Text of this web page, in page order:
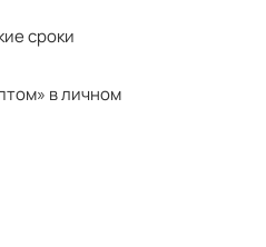
сроки
в личном